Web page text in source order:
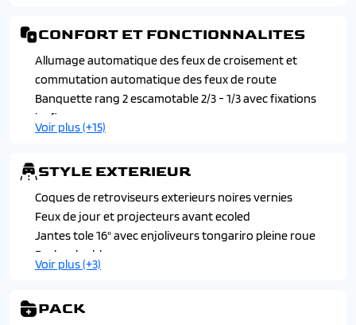
CONFORT ET FONCTIONNALITES
Allumage automatique des feux de croisement et
commutation automatique des feux de route
Banquette rang 2 escamotable 2/3 - 1/3 avec fixations
isofix
Climatisation manuelle
Essuie-vitre avant automatique
Frein de stationnement electrique
Grille de separation fixe entre le rang 2 et le coffre (sur
version n1)
Leve-vitres conducteur et passager avant electriques
Pavillon avec capucine
finition plus)
Voir plus (+15)
STYLE EXTERIEUR
Coques de retroviseurs exterieurs noires vernies
Feux de jour et projecteurs avant ecoled
Jantes tole 16" avec enjoliveurs tongariro pleine roue
Pack color blanc
Poignees de portes exterieurs couleur caisse
Voir plus (+3)
PACK